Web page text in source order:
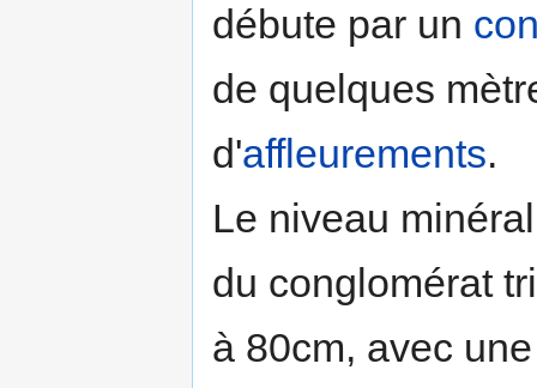
débute par un
de quelques
d'affleurements.
Le niveau
du conglomérat
à 80cm, avec